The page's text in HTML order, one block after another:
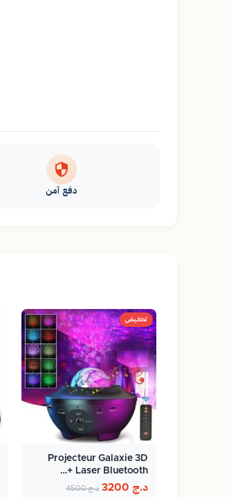
دفع آمن
تخفيض
Projecteur Galaxie 3D
Laser Bluetooth +…
د.ج د.ج4500